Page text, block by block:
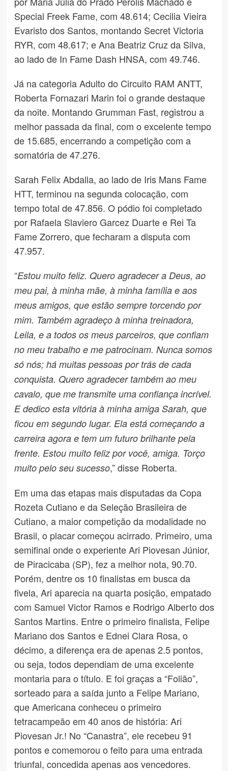
Special Freek Fame, com 48.614; Cecilia Vieira
Evaristo dos Santos, montando Secret Victoria
RYR, com 48.617; e Ana Beatriz Cruz da Silva,
ao lado de In Fame Dash HNSA, com 49.746.
Já na categoria Adulto do Circuito RAM ANTT,
Roberta Fornazari Marin foi o grande destaque
da noite. Montando Grumman Fast, registrou a
melhor passada da final, com o excelente tempo
de 15.685, encerrando a competição com a
somatória de 47.276.
Sarah Felix Abdalla, ao lado de Iris Mans Fame
HTT, terminou na segunda colocação, com
tempo total de 47.856. O pódio foi completado
por Rafaela Slaviero Garcez Duarte e Rei Ta
Fame Zorrero, que fecharam a disputa com
47.957.
“Estou muito feliz. Quero agradecer a Deus, ao
meu pai, à minha mãe, à minha família e aos
meus amigos, que estão sempre torcendo por
mim. Também agradeço à minha treinadora,
Leila, e a todos os meus parceiros, que confiam
no meu trabalho e me patrocinam. Nunca somos
só nós; há muitas pessoas por trás de cada
conquista. Quero agradecer também ao meu
cavalo, que me transmite uma confiança incrível.
E dedico esta vitória à minha amiga Sarah, que
ficou em segundo lugar. Ela está começando a
carreira agora e tem um futuro brilhante pela
frente. Estou muito feliz por você, amiga. Torço
muito pelo seu sucesso,” disse Roberta.
Em uma das etapas mais disputadas da Copa
Rozeta Cutiano e da Seleção Brasileira de
Cutiano, a maior competição da modalidade no
Brasil, o placar começou acirrado. Primeiro, uma
semifinal onde o experiente Ari Piovesan Júnior,
de Piracicaba (SP), fez a melhor nota, 90.70.
Porém, dentre os 10 finalistas em busca da
fivela, Ari aparecia na quarta posição, empatado
com Samuel Victor Ramos e Rodrigo Alberto dos
Santos Martins. Entre o primeiro finalista, Felipe
Mariano dos Santos e Ednei Clara Rosa, o
décimo, a diferença era de apenas 2.5 pontos,
ou seja, todos dependiam de uma excelente
montaria para o título. E foi graças a “Folião”,
sorteado para a saída junto a Felipe Mariano,
que Americana conheceu o primeiro
tetracampeão em 40 anos de história: Ari
Piovesan Jr.! No “Canastra”, ele recebeu 91
pontos e comemorou o feito para uma entrada
triunfal, concedida apenas aos vencedores.